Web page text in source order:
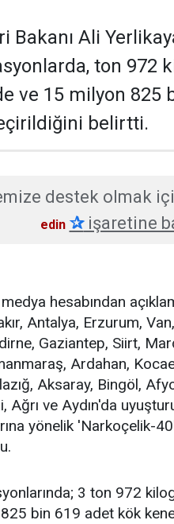
Bakanı Ali
ton 972
ve 15 milyon 825
belirtti.
destek olmak
edin ✰işaretine
hesabından
Antalya, Erzurum,
Gaziantep, Siirt,
Ardahan,
Aksaray, Bingöl,
Ağrı ve Aydın'da
yönelik 'Narkoçelik-
3 ton 972
bin 619 adet kök